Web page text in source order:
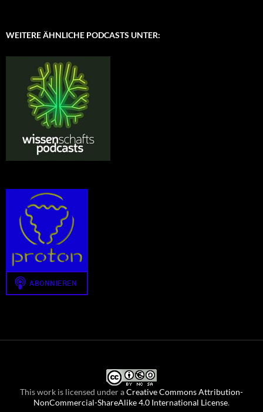
WEITERE ÄHNLICHE PODCASTS UNTER:
This work is licensed under aCreative Commons Attribution-
NonCommercial-ShareAlike 4.0 International License.